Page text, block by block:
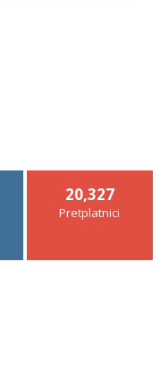
20,327
Pretplatnici